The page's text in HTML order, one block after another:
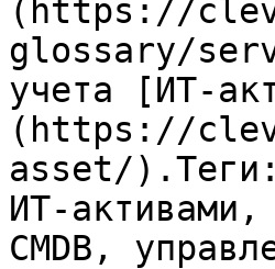
(https://
glossary/
учета [ИТ-
(https://
asset/).Теги:
ИТ-активами,
CMDB,